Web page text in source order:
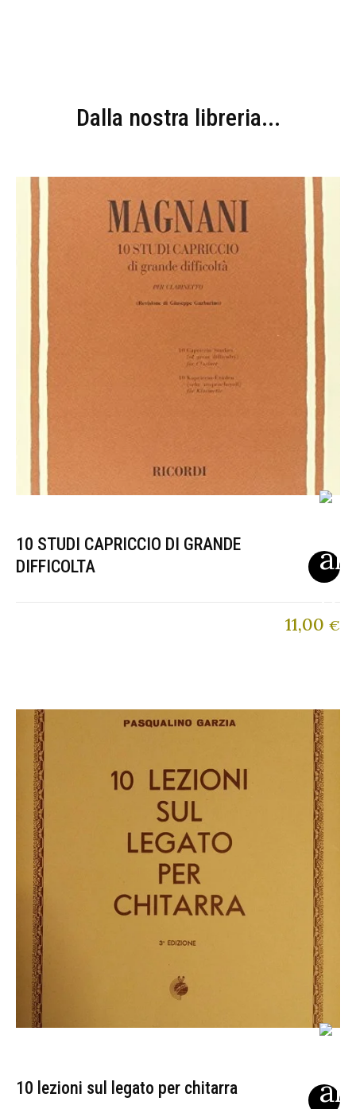
Dalla nostra libreria...
10 STUDI CAPRICCIO DI GRANDE
DIFFICOLTA
11,00 €
10 lezioni sul legato per chitarra